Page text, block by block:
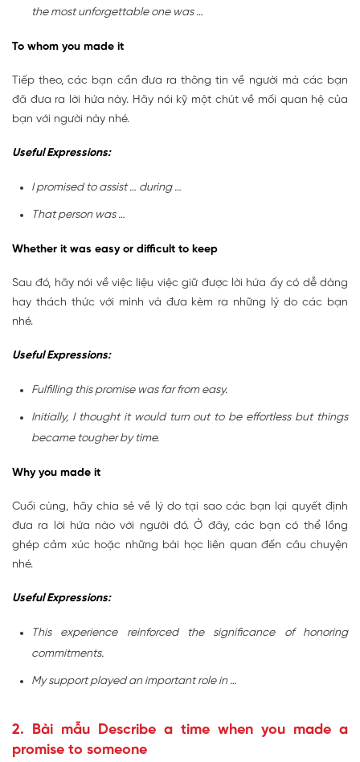
the most unforgettable one was …
To whom you made it
Tiếp theo, các bạn cần đưa ra thông tin về người mà các bạn
đã đưa ra lời hứa này. Hãy nói kỹ một chút về mối quan hệ của
bạn với người này nhé.
Useful Expressions:
I promised to assist … during …
That person was …
Whether it was easy or difficult to keep
Sau đó, hãy nói về việc liệu việc giữ được lời hứa ấy có dễ dàng
hay thách thức với mình và đưa kèm ra những lý do các bạn
nhé.
Useful Expressions:
Fulfilling this promise was far from easy.
Initially, I thought it would turn out to be effortless but things
became tougher by time.
Why you made it
Cuối cùng, hãy chia sẻ về lý do tại sao các bạn lại quyết định
đưa ra lời hứa nào với người đó. Ở đây, các bạn có thể lồng
ghép cảm xúc hoặc những bài học liên quan đến câu chuyện
nhé.
Useful Expressions:
This experience reinforced the significance of honoring
commitments.
My support played an important role in …
2. Bài mẫu Describe a time when you made a
promise to someone